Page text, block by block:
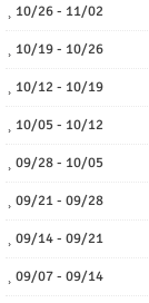
10/26 - 11/02
10/19 - 10/26
10/12 - 10/19
10/05 - 10/12
09/28 - 10/05
09/21 - 09/28
09/14 - 09/21
09/07 - 09/14